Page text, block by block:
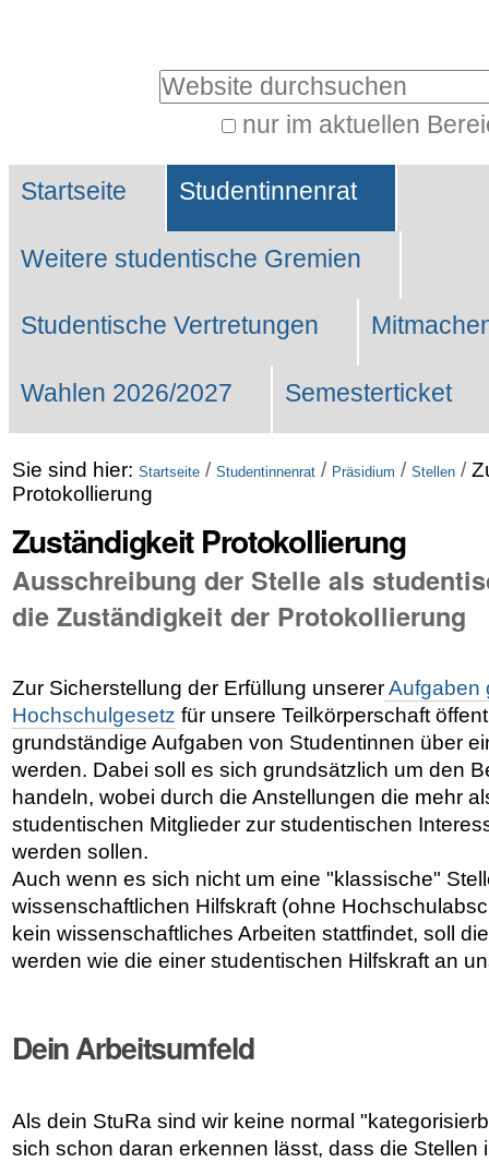
Website durchsuchen
nur im aktuellen
Suche…
Sektionen
Startseite Studentinnenrat
Weitere studentische Gremien
Studentische Vertretungen
Wahlen 2026/2027 Semesterticket
Sie sind hier: Startseite / Studentinnenrat / Präsidium / Stellen /
Protokollierung
Zuständigkeit Protokollierung
Ausschreibung der Stelle als
die Zuständigkeit der Protokollierung
Zur Sicherstellung der Erfüllung unsererAufgaben
Hochschulgesetz für unsere Teilkörperschaft
grundständige Aufgaben von Studentinnen über
werden. Dabei soll es sich grundsätzlich um den
handeln, wobei durch die Anstellungen die mehr
studentischen Mitglieder zur studentischen
werden sollen.
Auch wenn es sich nicht um eine "klassische"
wissenschaftlichen Hilfskraft (ohne
kein wissenschaftliches Arbeiten stattfindet, soll
werden wie die einer studentischen Hilfskraft an
Dein Arbeitsumfeld
Als dein StuRa sind wir keine normal
sich schon daran erkennen lässt, dass die Stellen